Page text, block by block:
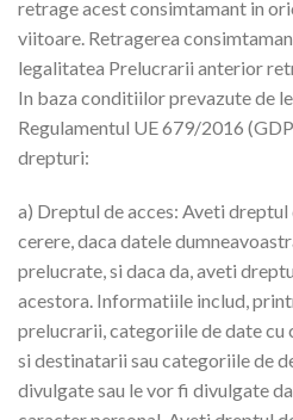
retrage acest consimtamant in
viitoare. Retragerea
legalitatea Prelucrarii anterior
In baza conditiilor prevazute de
Regulamentul UE 679/2016
drepturi:
a) Dreptul de acces: Aveti dreptul
cerere, daca datele
prelucrate, si daca da, aveti
acestora. Informatiile includ,
prelucrarii, categoriile de date
si destinatarii sau categoriile de
divulgate sau le vor fi divulgate